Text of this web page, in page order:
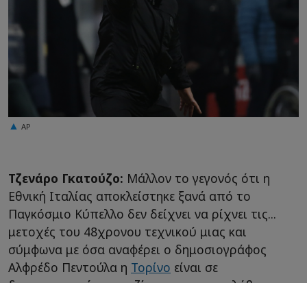
AP
Τζενάρο Γκατούζο: Μάλλον το γεγονός ότι η
Εθνική Ιταλίας αποκλείστηκε ξανά από το
Παγκόσμιο Κύπελλο δεν δείχνει να ρίχνει τις...
μετοχές του 48χρονου τεχνικού μιας και
σύμφωνα με όσα αναφέρει ο δημοσιογράφος
Αλφρέδο Πεντούλα η Τορίνο είναι σε